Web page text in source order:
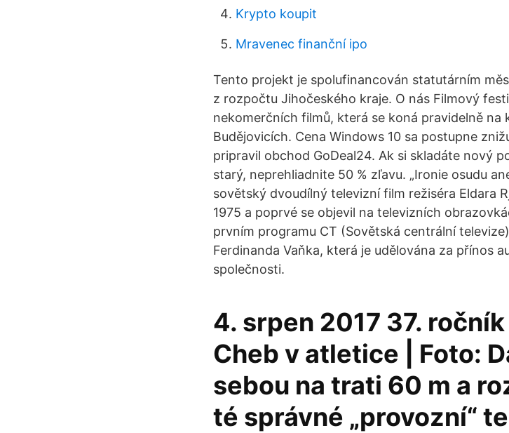
Krypto koupit
Mravenec finanční ipo
Tento projekt je spolufinancován statutárním
z rozpočtu Jihočeského kraje. O nás Filmový
nekomerčních filmů, která se koná pravidelně na
Budějovicích. Cena Windows 10 sa postupne
pripravil obchod GoDeal24. Ak si skladáte nový
starý, neprehliadnite 50 % zľavu. „Ironie osudu
sovětský dvoudílný televizní film režiséra Eldara
1975 a poprvé se objevil na televizních
prvním programu CT (Sovětská centrální
Ferdinanda Vaňka, která je udělována za přínos
společnosti.
4. srpen 2017 37.
Cheb v atletice | Foto:
sebou na trati 60 m a
té správné „provozní“